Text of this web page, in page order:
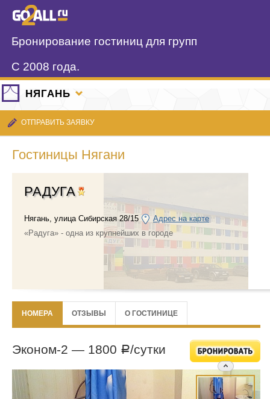
Бронирование гостиниц для групп
С 2008 года.
НЯГАНЬ
ОТПРАВИТЬ ЗАЯВКУ
Гостиницы Нягани
РАДУГА
Нягань улица Сибирская 28/15
Адрес на карте
«Радуга» - одна из крупнейших в городе
НОМЕРА ОТЗЫВЫ О ГОСТИНИЦЕ
Эконом-2 — 1800 Р/сутки